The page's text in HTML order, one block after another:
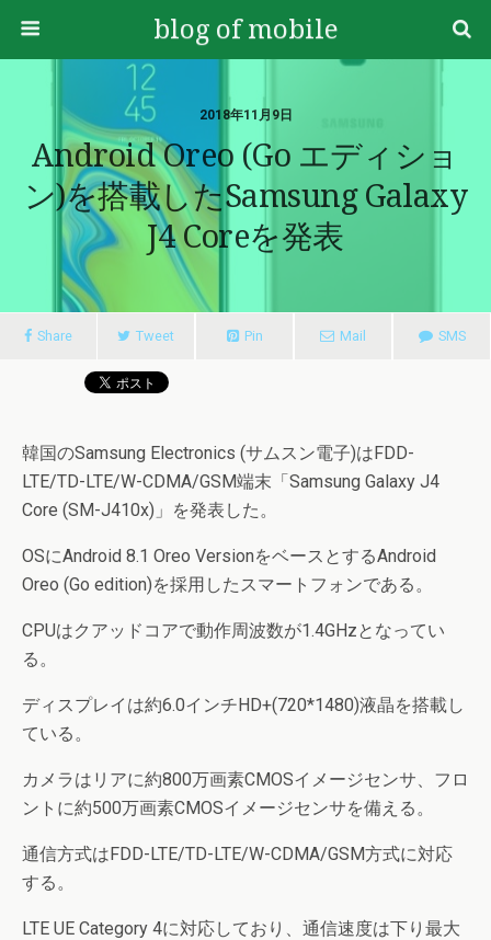
blog of mobile
2018年11月9日
Android Oreo (Go エディショ
ン)を搭載したSamsung Galaxy
J4 Coreを発表
Share Tweet Pin Mail SMS
韓国のSamsung Electronics (サムスン電子)はFDD-
LTE/TD-LTE/W-CDMA/GSM端末「Samsung Galaxy J4
Core (SM-J410x)」を発表した。
OSにAndroid 8.1 Oreo VersionをベースとするAndroid
Oreo (Go edition)を採用したスマートフォンである。
CPUはクアッドコアで動作周波数が1.4GHzとなってい
る。
ディスプレイは約6.0インチHD+(720*1480)液晶を搭載し
ている。
カメラはリアに約800万画素CMOSイメージセンサ、フロ
ントに約500万画素CMOSイメージセンサを備える。
通信方式はFDD-LTE/TD-LTE/W-CDMA/GSM方式に対応
する。
LTE UE Category 4に対応しており、通信速度は下り最大